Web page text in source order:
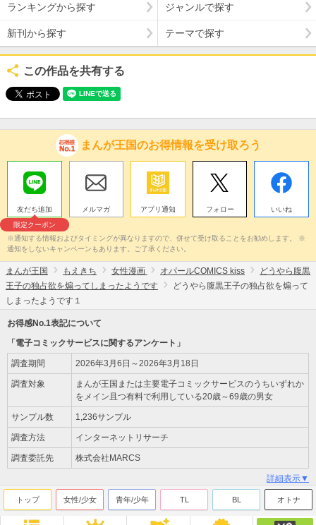
ランキングから探す ジャンルで探す
新刊から探す テーマで探す
この作品を共有する
まんが王国のお得情報を受け取ろう
友だち追加
限定クーポン
メルマガ アプリ通知 フォロー いいね
※通知する情報およびタイミングが異なりますので、併せて受け取ることをお勧めします。 ※
通知をしないキャンペーンもあります。ご了承ください。
まんが王国 もえきち 女性漫画 オパールCOMICS kiss
どうやら腹黒
王子の独占欲を煽ってしまったようです
どうやら腹黒王子の独占欲を煽って
しまったようです１
お得感No.1表記について
「電子コミックサービスに関するアンケート」
調査期間 2026年3月6日～2026年3月18日
調査対象
まんが王国または主要電子コミックサービスのうちいずれか
をメイン且つ有料で利用している20歳～69歳の男女
サンプル数 1,236サンプル
調査方法 インターネットリサーチ
調査委託先 株式会社MARCS
詳細表示▼
トップ 女性/少女 青年/少年 TL BL オトナ